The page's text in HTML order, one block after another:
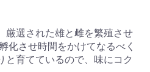
厳選された雄と雌を繁殖させ
化させ時間をかけてなるべく
と育てているので、味にコク